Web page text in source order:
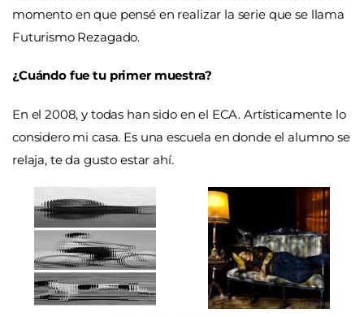
momento en que pensé en realizar la serie que se llama
Futurismo Rezagado.
¿Cuándo fue tu primer muestra?
En el 2008, y todas han sido en el ECA. Artísticamente lo
considero mi casa. Es una escuela en donde el alumno se
relaja, te da gusto estar ahí.